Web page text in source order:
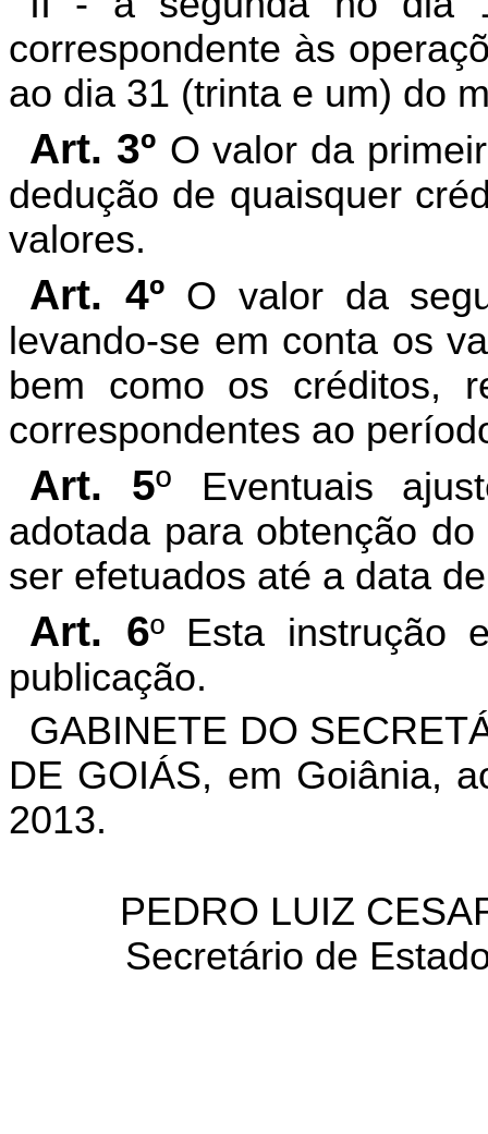
correspondente às
ao dia 31 (trinta e um) do
Art. 3º O valor da
dedução de quaisquer
valores.
Art. 4ºO valor da
levando-se em conta os
bem como os créditos,
correspondentes ao
Art. 5º
Eventuais
adotada para obtenção
ser efetuados até a data
Art. 6º Esta instrução
publicação.
GABINETE DO
DE GOIÁS, em Goiânia,
2013.
PEDRO LUIZ
Secretário de